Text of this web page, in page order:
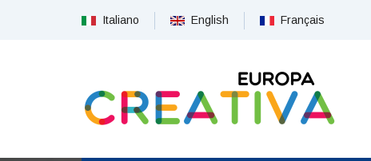
Italiano English Français